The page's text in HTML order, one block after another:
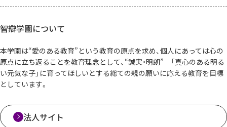
智辯学園について
本学園は“愛のある教育”という教育の原点を求め、個人にあっては心の
原点に立ち返ることを教育理念として、“誠実・明朗” 「真心のある明る
い元気な子」に育ってほしいとする総ての親の願いに応える教育を目標
としています。
法人サイト